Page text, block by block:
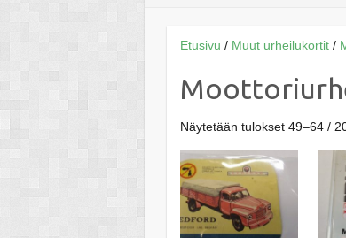
Etusivu / Muut urheilukortit/
Näytetään tulokset 49–64 /